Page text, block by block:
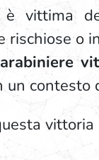
vittima
rischiose o
contesto